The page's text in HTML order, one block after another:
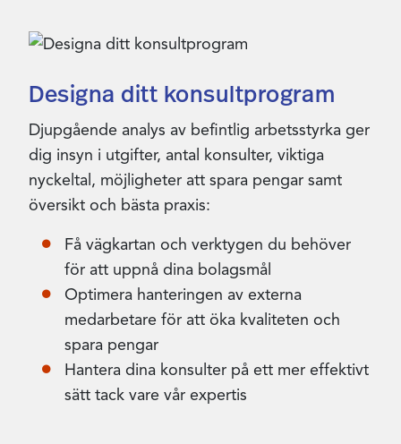
Designa ditt konsultprogram
Djupgående analys av befintlig arbetsstyrka ger
dig insyn i utgifter, antal konsulter, viktiga
nyckeltal, möjligheter att spara pengar samt
översikt och bästa praxis:
Få vägkartan och verktygen du behöver
för att uppnå dina bolagsmål
Optimera hanteringen av externa
medarbetare för att öka kvaliteten och
spara pengar
Hantera dina konsulter på ett mer effektivt
sätt tack vare vår expertis